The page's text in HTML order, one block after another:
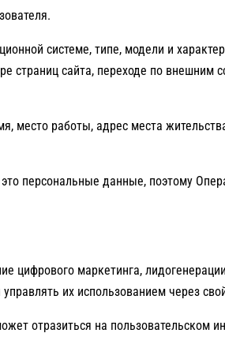
системе, типе, модели и
страниц сайта, переходе по внешним
работы, адрес места
персональные данные, поэтому
маркетинга,
их использованием через
отразиться на пользовательском